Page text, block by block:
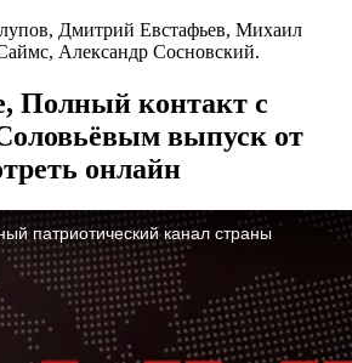
Дмитрий Евстафьев, Михаил
Александр Сосновский.
Полный контакт с
выпуск от
онлайн